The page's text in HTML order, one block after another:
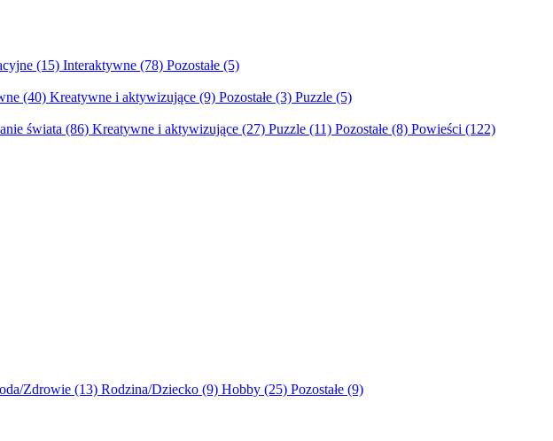
(15) Interaktywne (78) Pozostałe (5)
(40) Kreatywne i aktywizujące (9) Pozostałe (3) Puzzle (5)
świata (86) Kreatywne i aktywizujące (27) Puzzle (11) Pozostałe (8) Powieści (122)
Zdrowie (13) Rodzina/Dziecko (9) Hobby (25) Pozostałe (9)